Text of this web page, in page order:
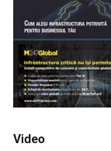
Video